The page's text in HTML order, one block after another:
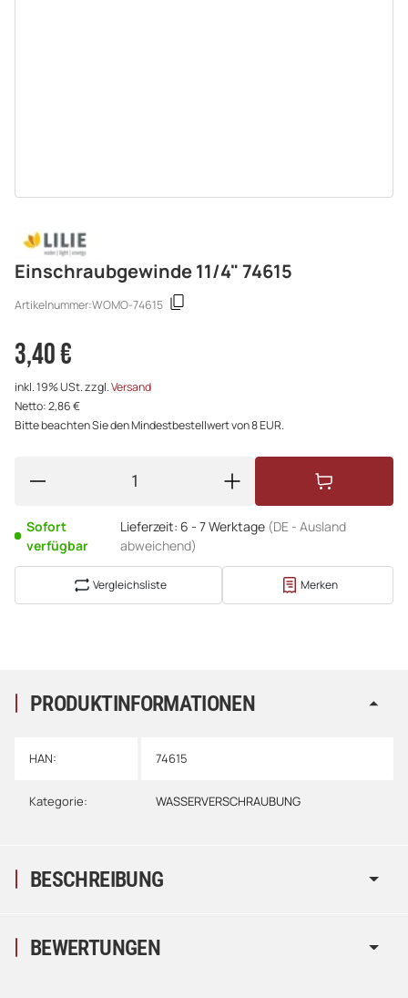
Einschraubgewinde 11/4" 74615
Artikelnummer:WOMO-74615
3,40 €
inkl. 19% USt. zzgl.Versand
Netto: 2,86 €
Bitte beachten Sie den Mindestbestellwert von 8 EUR.
Sofort
verfügbar
Lieferzeit: 6 - 7 Werktage (DE - Ausland
abweichend)
Vergleichsliste Merken
PRODUKTINFORMATIONEN
HAN: 74615
Kategorie: WASSERVERSCHRAUBUNG
BESCHREIBUNG
BEWERTUNGEN